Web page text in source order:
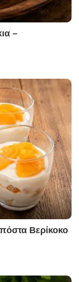
–
Βερίκοκο